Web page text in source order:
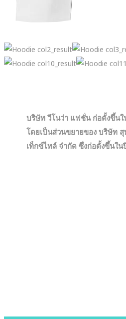
บริษัท วีโนว่า แฟชั่น ก่อตั้งขึ้นใ
โดยเป็นส่วนขยายของ บริษัท
เท็กซ์ไทล์ จำกัด ซึ่งก่อตั้งขึ้นใน